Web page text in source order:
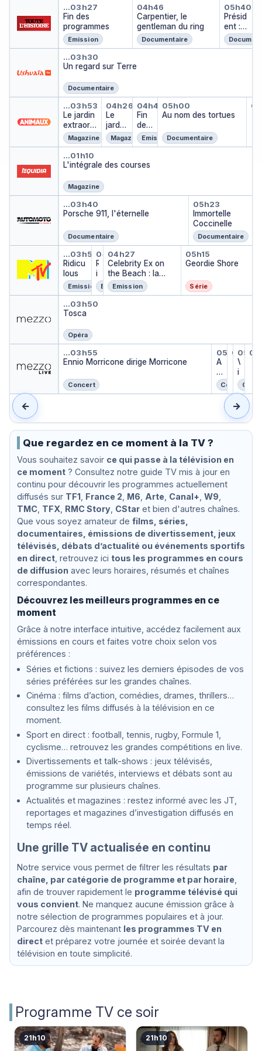
← →
vivant
?
Fin des programmes
…03h27
Fin des
programmes
Emission
Carpentier, le
04h46
Carpentier, le
gentleman du ring
Documentaire
05h40
Présid
ent :
le prix
à
Un regard sur Terre
…03h30
Un regard sur Terre
Documentaire
Le jardin extraordinaire
…03h53
Le jardin
extraordi
naire
Magazine
Le jardin extraordinaire
04h26
Le
jardin
extra
ordin
Magazine
Fin des
04h45
Fin
des
pro
gra
es
Emission
Au nom des
05h00
Au nom des tortues
Documentaire
L'intégrale des courses
…01h10
L'intégrale des courses
Magazine
Porsche 911, l'éternelle
…03h40
Porsche 911, l'éternelle
Documentaire
05h23
Immortelle
Coccinelle
Documentaire
Ridiculous
…03h57
Ridicu
lous
Emission
Ridiculous
04h20
R
i
d
i
c
u
s
Emission
Celebrity Ex on the
04h27
Celebrity Ex on
the Beach : la
revanche des ex
Emission
Geordie
05h15
Geordie Shore
Série
Tosca
…03h50
Tosca
Opéra
Ennio Morricone dirige
…03h55
Ennio Morricone dirige Morricone
Concert
05h35
A
lb
o
r
a
d
r
a
ci
o
s
o
Concert
05h45
…V
i
o
l
i
n
C
o
A
e
g
r
n
t
Que regardez en ce moment à la TV ?
Vous souhaitez savoir ce qui passe à la télévision en
ce moment? Consultez notre guide TV mis à jour en
continu pour découvrir les programmes actuellement
diffusés sur TF1, France 2 M6 Arte Canal+ W9
TMC, TFX, RMC Story, CStaret bien d'autres chaînes.
Que vous soyez amateur de films, séries,
documentaires, émissions de divertissement, jeux
télévisés, débats d’actualité ou événements sportifs
en direct, retrouvez ici tous les programmes en cours
de diffusionavec leurs horaires, résumés et chaînes
correspondantes.
Découvrez les meilleurs programmes en ce
moment
Grâce à notre interface intuitive, accédez facilement aux
émissions en cours et faites votre choix selon vos
préférences :
Séries et fictions : suivez les derniers épisodes de vos
séries préférées sur les grandes chaînes.
Cinéma : films d’action, comédies, drames, thrillers…
consultez les films diffusés à la télévision en ce
moment.
Sport en direct : football, tennis, rugby, Formule 1,
cyclisme… retrouvez les grandes compétitions en live.
Divertissements et talk-shows : jeux télévisés,
émissions de variétés, interviews et débats sont au
programme sur plusieurs chaînes.
Actualités et magazines : restez informé avec les JT,
reportages et magazines d’investigation diffusés en
temps réel.
Une grille TV actualisée en continu
Notre service vous permet de filtrer les résultats par
chaîne, par catégorie de programme et par horaire
afin de trouver rapidement le programme télévisé qui
vous convient. Ne manquez aucune émission grâce à
notre sélection de programmes populaires et à jour.
Parcourez dès maintenant les programmes TV en
directet préparez votre journée et soirée devant la
télévision en toute simplicité.
Programme TV ce soir
21h10 21h10